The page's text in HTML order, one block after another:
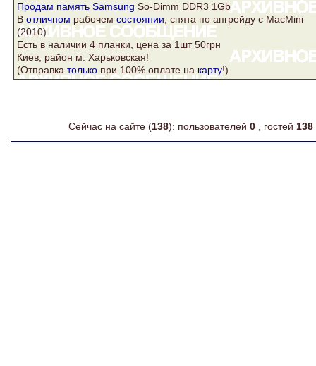
Продам память Samsung So-Dimm DDR3 1Gb
В отличном рабочем состоянии , снята по апгрейду с MacMini
(2010)
Есть в наличии 4 планки, цена за 1шт 50грн
Киев, район м. Харьковская!
(Отправка только при 100% оплате на карту!)
Сейчас на сайте (138): пользователей 0 , гостей 138